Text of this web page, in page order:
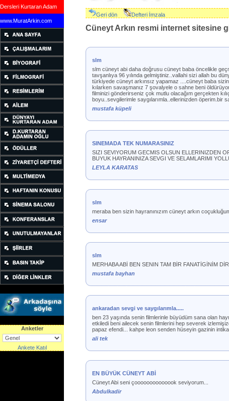
Dersleri Kurtaran Adam
www.MuratArkin.com
Anketler
Ankete Katıl
Geri dön Defteri İmzala
Cüneyt Arkın resmi internet sitesine
slm
slm cüneyt abi daha doğrusu cüneyt baba öncelikle
tavşanlıya 96 yılında gelmiştiniz..vallahi sizi allah bu
türkiyede cüneyt arkınsız yapamaz ....cüneyt baba
kılarken savaşmanız 7 şovalyele o sahne beni
filminizi gönderirseniz çok mutlu olacağım gerçekten
boyu..sevgilerimle saygılarımla..ellerinizden öperim.bir
mustafa küpeli
SINEMADA TEK NUMARASINIZ
SIZI SEVIYORUM GECMIS OLSUN ELLERINIZDEN
BUYUK HAYRANINIZA SEVGI VE SELAMLARIMI
LEYLA KARATAS
slm
meraba ben sizin hayranınızım cüneyt arkın
ensar
slm
MERHABA ABİ BEN SENIN TAM BİR FANATİGİNİM
mustafa bayhan
ankaradan sevgi ve saygılarımla.....
ben 23 yaşında senin filmlerinle büyüdüm sana olan
etkiledi beni ailecek senin filmlerini hep severek
papaz efendi... kahpe leon senden hüseyin gazinin
ali tek
EN BÜYÜK CÜNEYT ABİ
Cüneyt Abi seni çoooooooooooook seviyorum...
Abdulkadir